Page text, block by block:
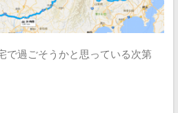
で過ごそうかと思っている次第